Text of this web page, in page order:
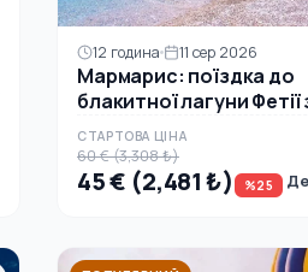
12 година 11 сер 2026
Мармарис: поїздка до
блакитної лагуни Фетії
обідом
СТАРТОВА ЦІНА
60 € (3,308 ₺)
45 € (2,481 ₺) %25